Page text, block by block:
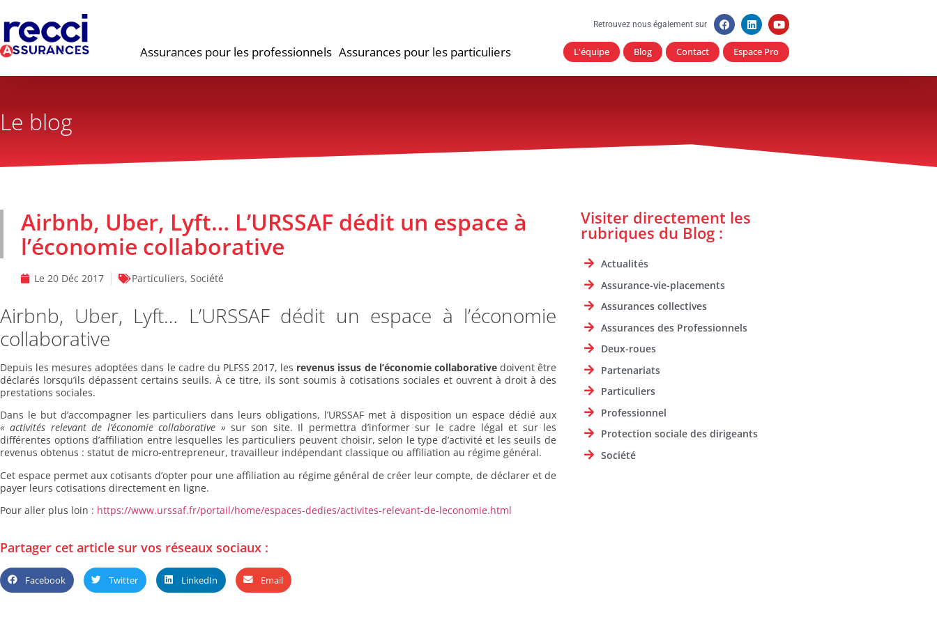
Assurances pour les professionnels Assurances pour les particuliers
Retrouvez nous également sur
L'équipe Blog Contact Espace Pro
Le blog
Airbnb, Uber, Lyft… L’URSSAF dédit un espace à
l’économie collaborative
Le 20 Déc 2017 Particuliers, Société
Airbnb, Uber, Lyft… L’URSSAF dédit un espace à l’économie
collaborative
Depuis les mesures adoptées dans le cadre du PLFSS 2017, les revenus issus de l’économie collaborativedoivent être
déclarés lorsqu’ils dépassent certains seuils. À ce titre, ils sont soumis à cotisations sociales et ouvrent à droit à des
prestations sociales.
Dans le but d’accompagner les particuliers dans leurs obligations, l’URSSAF met à disposition un espace dédié aux
« activités relevant de l’économie collaborative » sur son site. Il permettra d’informer sur le cadre légal et sur les
différentes options d’affiliation entre lesquelles les particuliers peuvent choisir, selon le type d’activité et les seuils de
revenus obtenus : statut de micro-entrepreneur, travailleur indépendant classique ou affiliation au régime général.
Cet espace permet aux cotisants d’opter pour une affiliation au régime général de créer leur compte, de déclarer et de
payer leurs cotisations directement en ligne.
Pour aller plus loin : https://www.urssaf.fr/portail/home/espaces-dedies/activites-relevant-de-leconomie.html
Partager cet article sur vos réseaux sociaux :
Facebook Twitter LinkedIn Email
Visiter directement les
rubriques du Blog :
Actualités
Assurance-vie-placements
Assurances collectives
Assurances des Professionnels
Deux-roues
Partenariats
Particuliers
Professionnel
Protection sociale des dirigeants
Société